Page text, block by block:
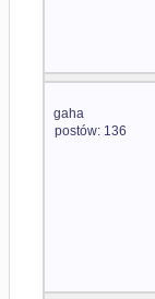
gaha
postów: 136